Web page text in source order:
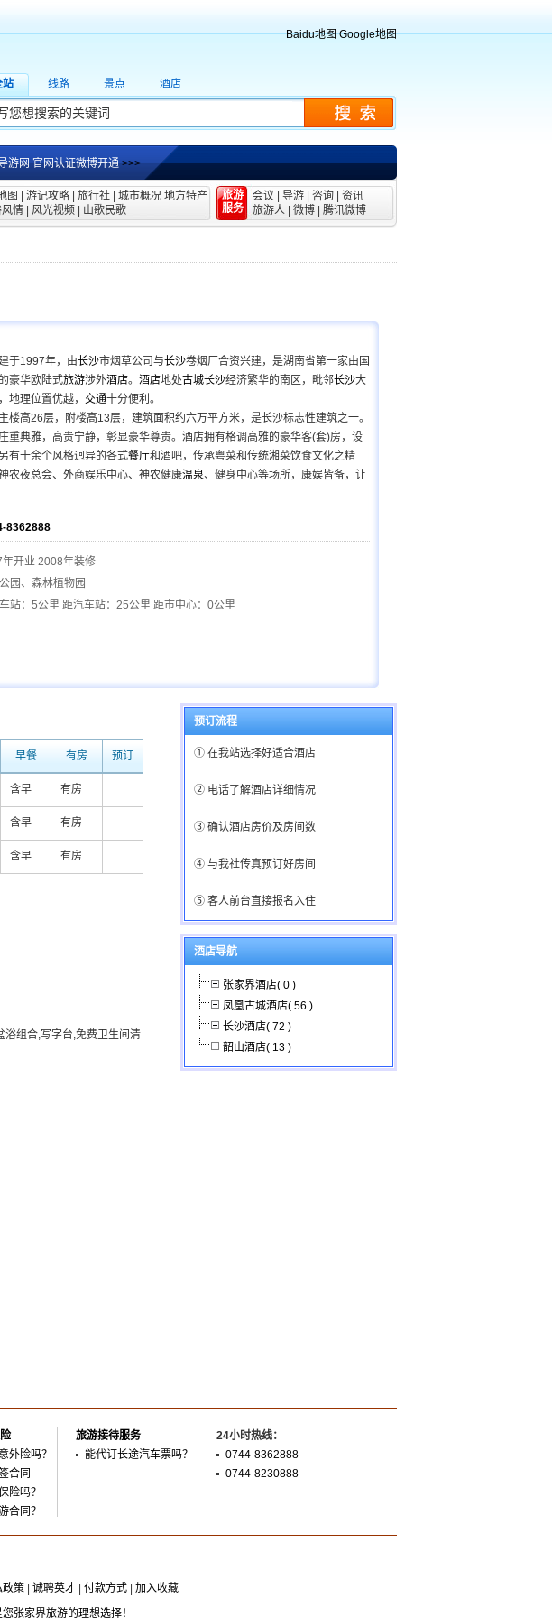
Baidu地图 Google地图
站 线路 景点 酒店
游网 官网认证微博开通>>>
图 游记攻略 旅行社 城市概况 地方特产
风情 风光视频 山歌民歌
旅游
服务
会议 导游 咨询
资讯
旅游人
微博 腾讯微博
于1997年，由长沙市烟草公司与长沙卷烟厂合资兴建，是湖南省第一家由国
豪华欧陆式旅游涉外酒店。 酒店地处古城长沙经济繁华的南区，毗邻长沙大
地理位置优越， 交通十分便利。
主楼高26层，附楼高13层，建筑面积约六万平方米，是长沙标志性建筑之一。
重典雅，高贵宁静，彰显豪华尊贵。酒店拥有格调高雅的豪华客(套)房，设
有十余个风格迥异的各式餐厅和酒吧，传承粤菜和传统湘菜饮食文化之精
农夜总会、外商娱乐中心、神农健康温泉、健身中心等场所，康娱皆备，让
8362888
开业 2008年装修
园、森林植物园
站：5公里 距汽车站：25公里 距市中心：0公里
早餐 有房 预订
含早 有房
含早 有房
含早 有房
浴组合,写字台,免费卫生间清
预订流程
① 在我站选择好适合酒店
② 电话了解酒店详细情况
③ 确认酒店房价及房间数
④ 与我社传真预订好房间
⑤ 客人前台直接报名入住
酒店导航
张家界酒店( 0 )
凤凰古城酒店( 56 )
长沙酒店( 72 )
韶山酒店( 13 )
外险吗？
合同
险吗？
合同？
旅游接待服务
能代订长途汽车票吗？
24小时热线：
0744-8362888
0744-8230888
政策 诚聘英才 付款方式
加入收藏
张家界旅游的理想选择！